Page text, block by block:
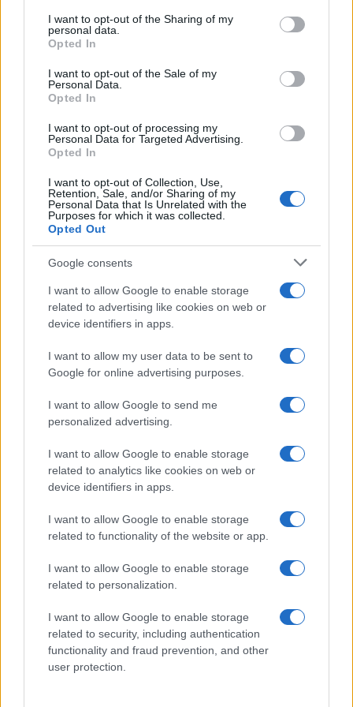
not limited to your visit or usage behaviour. You may click to
grant or deny consent to Google and its third-party tags to
use your data for below specified purposes in below Google
consent section.
I want to opt-out of the Sharing of my
personal data.
Opted In
I want to opt-out of the Sale of my
Personal Data.
Opted In
I want to opt-out of processing my
Personal Data for Targeted Advertising.
Opted In
I want to opt-out of Collection, Use,
Retention, Sale, and/or Sharing of my
Personal Data that Is Unrelated with the
Purposes for which it was collected.
Opted Out
Google consents
I want to allow Google to enable storage
related to advertising like cookies on web or
device identifiers in apps.
I want to allow my user data to be sent to
Google for online advertising purposes.
I want to allow Google to send me
personalized advertising.
I want to allow Google to enable storage
related to analytics like cookies on web or
device identifiers in apps.
I want to allow Google to enable storage
related to functionality of the website or app.
I want to allow Google to enable storage
related to personalization.
I want to allow Google to enable storage
related to security, including authentication
functionality and fraud prevention, and other
user protection.
«Αναβαθμίζω το Σπίτι μου» είναι πιο ευέλικτο,
επιτρέποντας σημειακές βελτιώσεις, όπως η αγορά
κλιματιστικών, χωρίς την υποχρέωση συνολικής
ενεργειακής αναβάθμισης.
Ο πρωθυπουργός Κυριάκος Μητσοτάκης δήλωσε
25.000 ευρώ άτοκο δάνειο -επαναλαμβάνω, άτοκο
δάνειο-, με περίοδο αποπληρωμής από τα 3 έως τα 7
χρόνια, για δαπάνες ενεργειακής αναβάθμισης των